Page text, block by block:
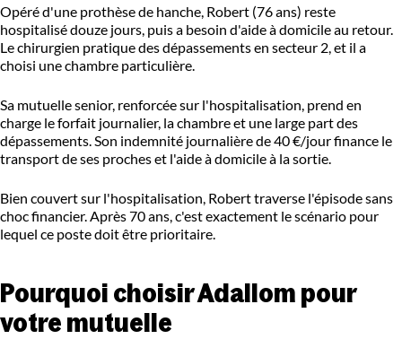
Opéré d'une prothèse de hanche, Robert (76 ans) reste
hospitalisé douze jours, puis a besoin d'aide à domicile au retour.
Le chirurgien pratique des dépassements en secteur 2, et il a
choisi une chambre particulière.
Sa mutuelle senior, renforcée sur l'hospitalisation, prend en
charge le forfait journalier, la chambre et une large part des
dépassements. Son indemnité journalière de 40 €/jour finance le
transport de ses proches et l'aide à domicile à la sortie.
Bien couvert sur l'hospitalisation, Robert traverse l'épisode sans
choc financier. Après 70 ans, c'est exactement le scénario pour
lequel ce poste doit être prioritaire.
Pourquoi choisir Adallom pour
votre mutuelle